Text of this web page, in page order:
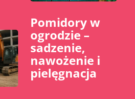
Pomidory w
ogrodzie –
sadzenie,
nawożenie i
pielęgnacja